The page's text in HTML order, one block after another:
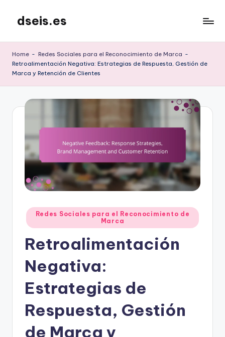
content
dseis.es
Home - Redes Sociales para el Reconocimiento de Marca -
Retroalimentación Negativa: Estrategias de Respuesta, Gestión de
Marca y Retención de Clientes
Posted
in
Redes Sociales para el Reconocimiento de
Marca
Retroalimentación
Negativa:
Estrategias de
Respuesta, Gestión
de Marca y